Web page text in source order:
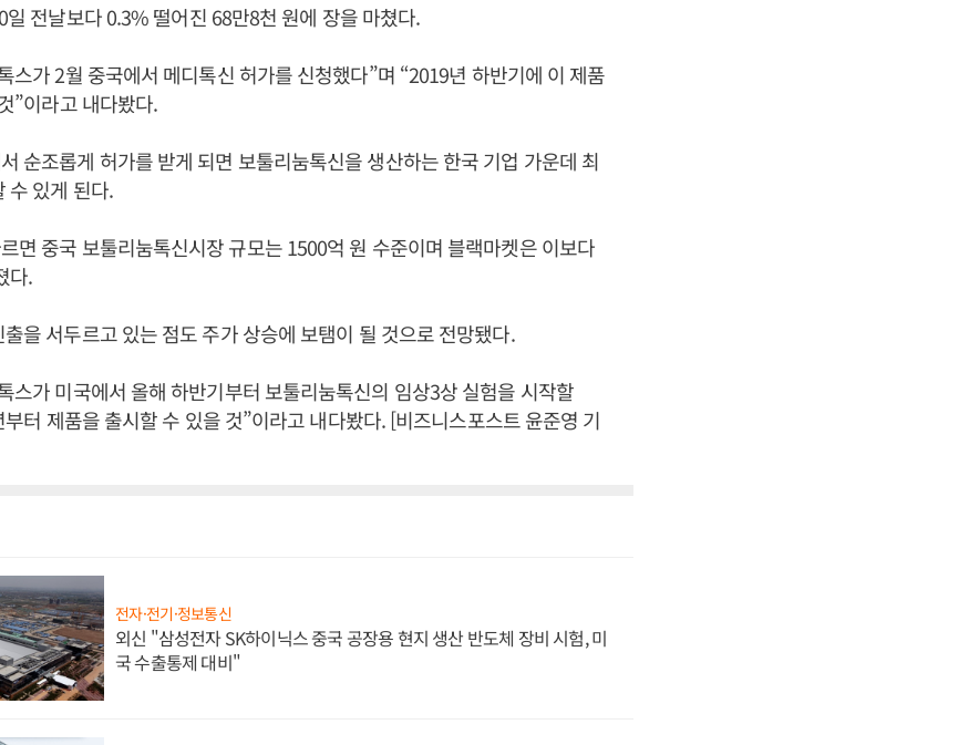
일 전날보다 0.3% 떨어진 68만8천 원에 장을 마쳤다.
스가 2월 중국에서 메디톡신 허가를 신청했다”며 “2019년 하반기에 이 제품
”이라고 내다봤다.
순조롭게 허가를 받게 되면 보툴리눔톡신을 생산하는 한국 기업 가운데 최
수 있게 된다.
면 중국 보툴리눔톡신시장 규모는 1500억 원 수준이며 블랙마켓은 이보다
다.
을 서두르고 있는 점도 주가 상승에 보탬이 될 것으로 전망됐다.
스가 미국에서 올해 하반기부터 보툴리눔톡신의 임상3상 실험을 시작할
터 제품을 출시할 수 있을 것”이라고 내다봤다. [비즈니스포스트 윤준영 기
전자·전기·정보통신
외신 "삼성전자 SK하이닉스 중국 공장용 현지 생산 반도체 장비 시험, 미
국 수출통제 대비"